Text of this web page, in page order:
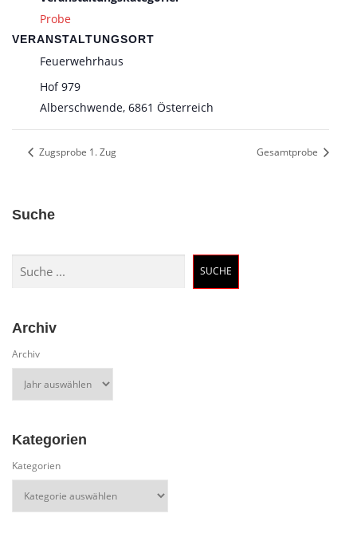
Probe
VERANSTALTUNGSORT
Feuerwehrhaus
Hof 979
Alberschwende, 6861 Österreich
Zugsprobe 1. Zug Gesamtprobe
Suche
SUCHE
Archiv
Archiv
Kategorien
Kategorien